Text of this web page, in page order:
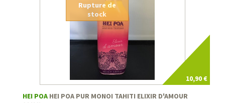
10,90 €
Rupture de
stock
HEI POA HEI POA PUR MONOI TAHITI ELIXIR D'AMOUR